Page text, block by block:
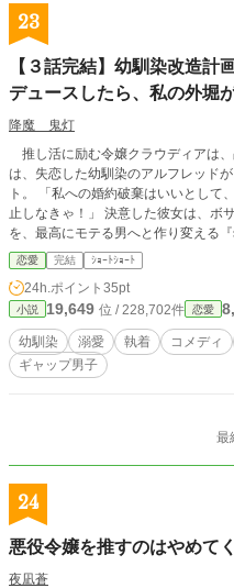
23
【３話完結】幼馴染改造計
デュースしたら、私の外堀
降魔 鬼灯
推し活に励む令嬢クラウディアは
は、失恋した幼馴染のアルフレッド
ト。 「私への婚約破棄はいいとして、アルフレッドが闇落ちするのは絶対に阻
止しなきゃ！」 決意した彼女は、ボサボサ頭で無精髭のダサ男・アルフレッド
を、最高にモテる男へと作り変える
清潔感を叩き込み、髪を切り、最高
む。 全ては彼に、私以外の素敵な花
「クラウディア、約束だよ。優勝したら、俺
で覚醒した幼馴染が、国中の前で仕
ロデューサー令嬢と、彼女に一途す
ラブコメ！
恋愛 完結 ｼｮｰﾄｼｮｰﾄ
24h.ポイント 35pt
小説 19,649 位 / 228,702件 恋愛
幼馴染 溺愛 執着 コメディ
ギャップ男子
最
24
悪役令嬢を推すのはやめて
夜凪蒼